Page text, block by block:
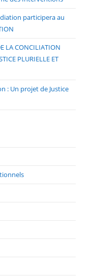
participera au
LA CONCILIATION
PLURIELLE ET
: Un projet de Justice